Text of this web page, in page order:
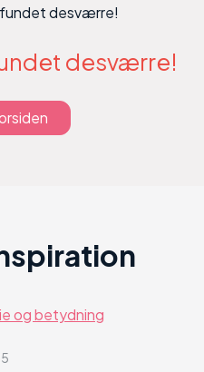
desværre!